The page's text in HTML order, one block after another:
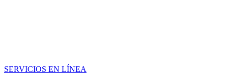
SERVICIOS EN LÍNEA